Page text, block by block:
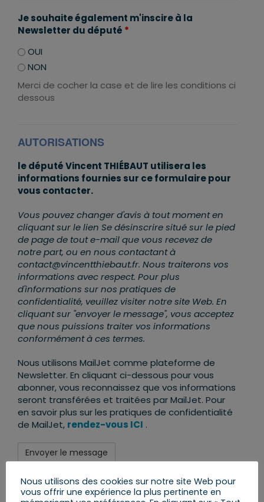
Je souhaite également m'inscire à la
Newsletter du député *
OUI
NON
Merci de cocher la case et de lire les conditions ci
dessous
AUTORISATIONS
le député Vincent THIÉBAUT utilisera les
informations fournies sur ce formulaire pour
vous contacter.
Vous pouvez changer d'avis à tout moment en
cliquant sur le lien Se désinscrire situé sur le pied
de page de tout e-mail que vous recevez de
notre part, ou en nous contactant à
contact@vincentthiebaut.fr. Nous traiterons vos
informations avec respect. Pour plus
d'informations sur nos pratiques de
confidentialité, veuillez visiter notre site Web. En
cliquant sur "envoyer le message", vous acceptez
que nous puissions traiter vos informations
conformément à ces termes.
Nous utilisons MailJet comme plateforme de
Newsletter. En cliquant ci-dessous pour vous
abonner, vous reconnaissez que vos informations
seront transférées et traitées par MailJet. Pour
en savoir plus sur les pratiques de confidentialité
de MailJet, rendez-vous ICI .
Nous utilisons des cookies sur notre site Web pour
vous offrir une expérience la plus pertinente en